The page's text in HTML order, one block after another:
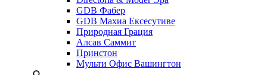
GDB Фабер
GDB Махиа Ексесутиве
Природная Грация
Алсав Саммит
Принстон
Мульти Офис Вашингтон